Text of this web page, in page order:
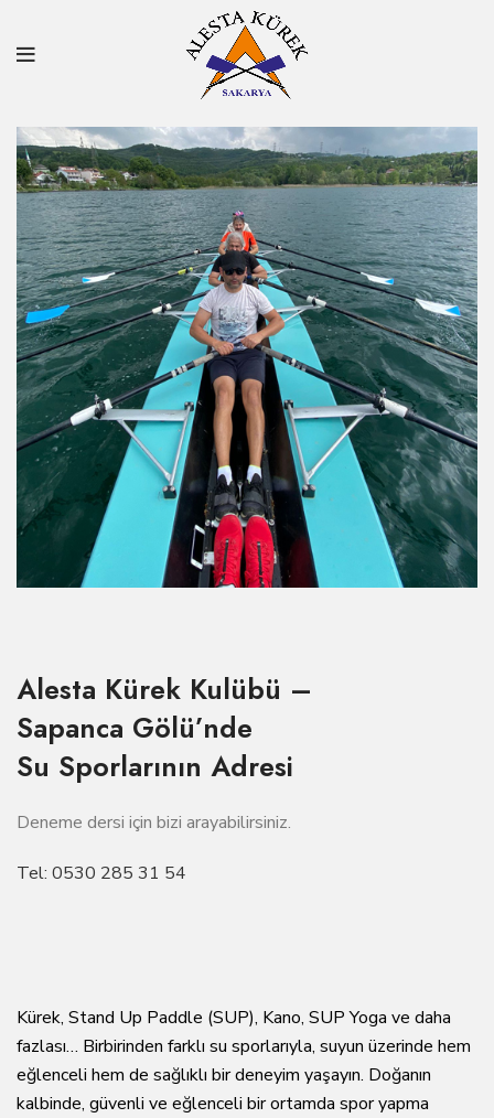
Alesta Kürek Kulübü –
Sapanca Gölü’nde
Su Sporlarının Adresi
Deneme dersi için bizi arayabilirsiniz.
Tel: 0530 285 31 54
Kürek, Stand Up Paddle (SUP), Kano, SUP Yoga ve daha
fazlası… Birbirinden farklı su sporlarıyla, suyun üzerinde hem
eğlenceli hem de sağlıklı bir deneyim yaşayın. Doğanın
kalbinde, güvenli ve eğlenceli bir ortamda spor yapma